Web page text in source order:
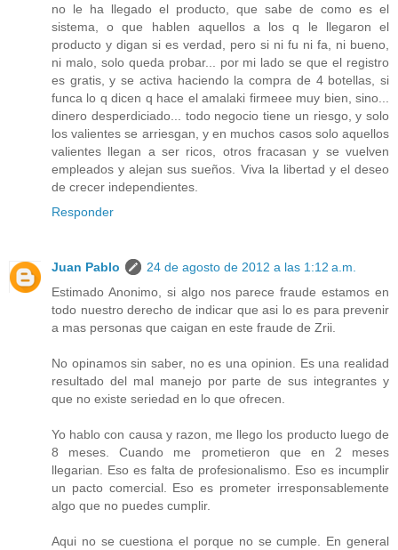
no le ha llegado el producto, que sabe de como es el
sistema, o que hablen aquellos a los q le llegaron el
producto y digan si es verdad, pero si ni fu ni fa, ni bueno,
ni malo, solo queda probar... por mi lado se que el registro
es gratis, y se activa haciendo la compra de 4 botellas, si
funca lo q dicen q hace el amalaki firmeee muy bien, sino...
dinero desperdiciado... todo negocio tiene un riesgo, y solo
los valientes se arriesgan, y en muchos casos solo aquellos
valientes llegan a ser ricos, otros fracasan y se vuelven
empleados y alejan sus sueños. Viva la libertad y el deseo
de crecer independientes.
Responder
Juan Pablo
24 de agosto de 2012 a las 1:12 a.m.
Estimado Anonimo, si algo nos parece fraude estamos en
todo nuestro derecho de indicar que asi lo es para prevenir
a mas personas que caigan en este fraude de Zrii.
No opinamos sin saber, no es una opinion. Es una realidad
resultado del mal manejo por parte de sus integrantes y
que no existe seriedad en lo que ofrecen.
Yo hablo con causa y razon, me llego los producto luego de
8 meses. Cuando me prometieron que en 2 meses
llegarian. Eso es falta de profesionalismo. Eso es incumplir
un pacto comercial. Eso es prometer irresponsablemente
algo que no puedes cumplir.
Aqui no se cuestiona el porque no se cumple. En general